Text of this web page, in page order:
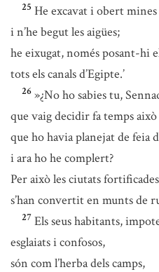
25 He excavat i obert
i n’he begut les aigües;
he eixugat, només posant-hi
tots els canals d’Egipte.’
26 »¿No ho sabies tu,
que vaig decidir fa temps
que ho havia planejat de feia
i ara ho he complert?
Per això les ciutats fortificades
s’han convertit en munts de
27 Els seus habitants,
esglaiats i confosos,
són com l’herba dels camps,